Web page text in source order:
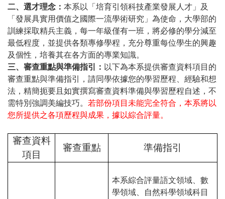
二、選才理念： 本系以「培育引領科技產業發展人才」及
「發展具實用價值之國際一流學術研究」為使命，大學部的
訓練採取精兵主義，每一年級僅有一班，將必修的學分減至
最低程度，並提供各類專修學程，充分尊重每位學生的興趣
及個性，培養其在各方面的專業知識。
三、審查重點與準備指引： 以下為本系提供審查資料項目的
審查重點與準備指引，請同學依據您的學習歷程、經驗和想
法，精簡扼要且如實撰寫審查資料準備與學習歷程自述，不
需特別強調美編技巧。 若部份項目未能完全符合，本系將以
您所提供之各項歷程與成果，據以綜合評量。
審查資料
項目
審查重點 準備指引
本系綜合評量語文領域、數
學領域、自然科學領域科目